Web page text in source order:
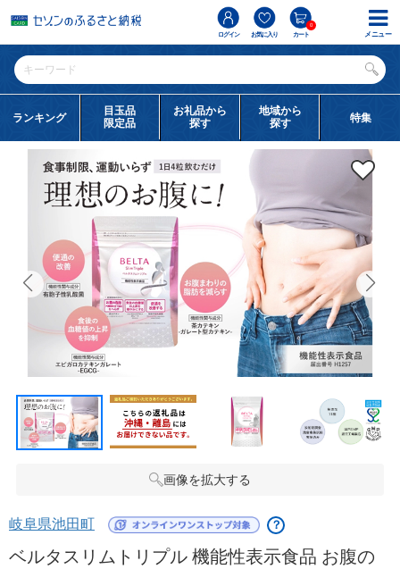
ログイン お気に入り カート
0
ランキング
目玉品
限定品
お礼品から
探す
地域から
探す
特集
画像を拡大する
岐阜県池田町 ？
ベルタスリムトリプル 機能性表示食品 お腹の
メニュー